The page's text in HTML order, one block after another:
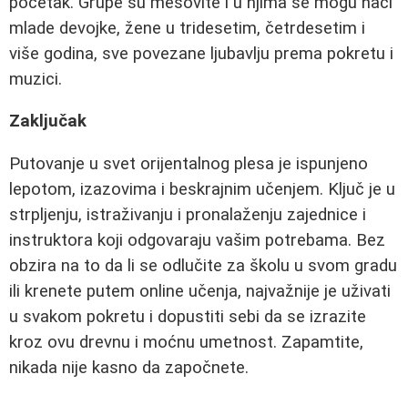
mlade devojke, žene u tridesetim, četrdesetim i
više godina, sve povezane ljubavlju prema pokretu i
muzici.
Zaključak
Putovanje u svet orijentalnog plesa je ispunjeno
lepotom, izazovima i beskrajnim učenjem. Ključ je u
strpljenju, istraživanju i pronalaženju zajednice i
instruktora koji odgovaraju vašim potrebama. Bez
obzira na to da li se odlučite za školu u svom gradu
ili krenete putem online učenja, najvažnije je uživati
u svakom pokretu i dopustiti sebi da se izrazite
kroz ovu drevnu i moćnu umetnost. Zapamtite,
nikada nije kasno da započnete.